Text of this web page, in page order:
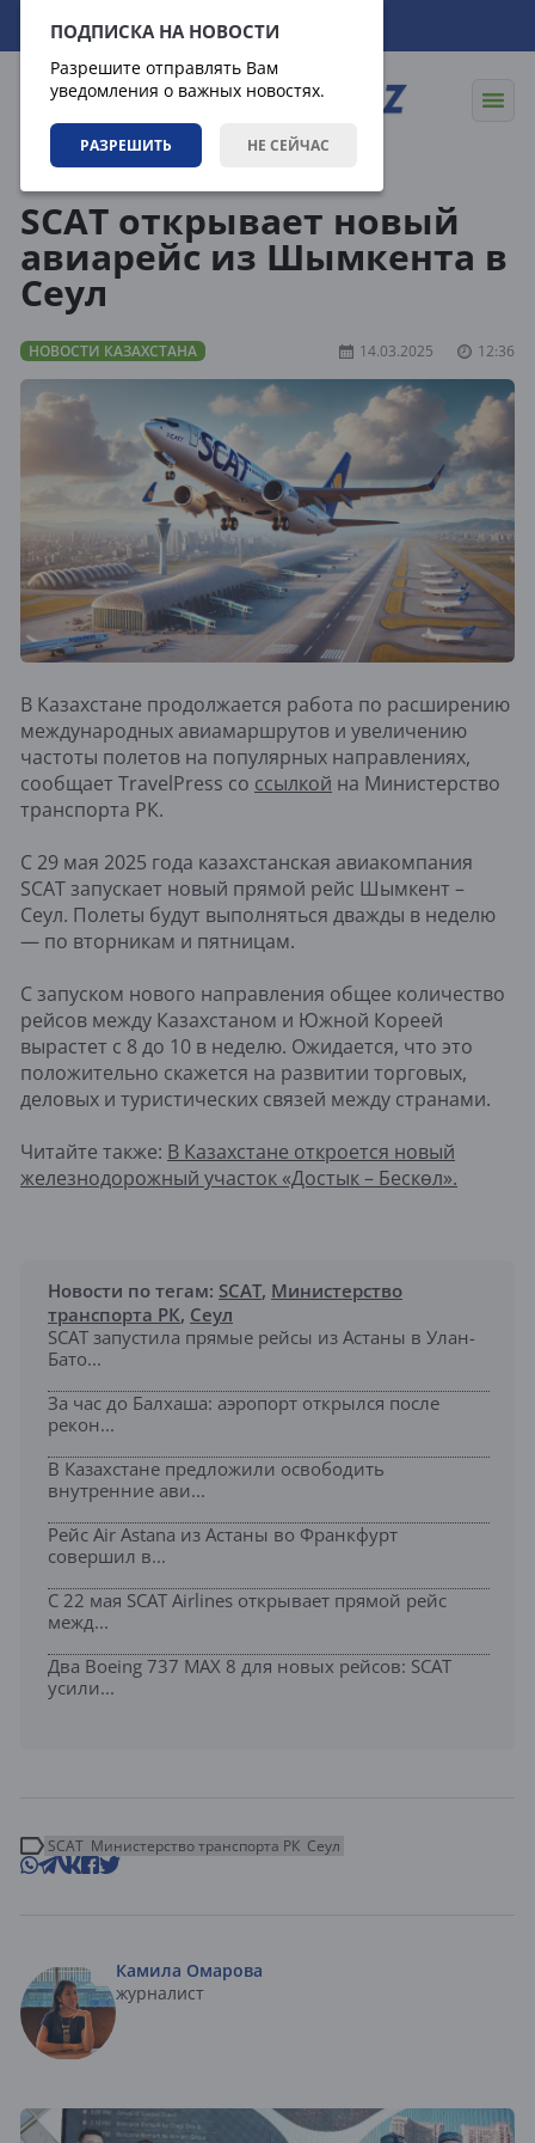
ПОДПИСКА НА НОВОСТИ
Разрешите отправлять Вам
уведомления о важных новостях.
РАЗРЕШИТЬ НЕ СЕЙЧАС
10.08.2026 15:19:09
SCAT открывает новый
авиарейс из Шымкента в
Сеул
НОВОСТИ КАЗАХСТАНА 14.03.2025 12:36
В Казахстане продолжается работа по расширению
международных авиамаршрутов и увеличению
частоты полетов на популярных направлениях,
сообщает TravelPress со ссылкой на Министерство
транспорта РК.
С 29 мая 2025 года казахстанская авиакомпания
SCAT запускает новый прямой рейс Шымкент –
Сеул. Полеты будут выполняться дважды в неделю
— по вторникам и пятницам.
С запуском нового направления общее количество
рейсов между Казахстаном и Южной Кореей
вырастет с 8 до 10 в неделю. Ожидается, что это
положительно скажется на развитии торговых,
деловых и туристических связей между странами.
Читайте также: В Казахстане откроется новый
железнодорожный участок «Достык – Бескөл».
Новости по тегам: SCAT, Министерство
транспорта РК, Сеул
SCAT запустила прямые рейсы из Астаны в Улан-
Бато...
За час до Балхаша: аэропорт открылся после
рекон...
В Казахстане предложили освободить
внутренние ави...
Рейс Air Astana из Астаны во Франкфурт
совершил в...
С 22 мая SCAT Airlines открывает прямой рейс
межд...
Два Boeing 737 MAX 8 для новых рейсов: SCAT
усили...
SCAT Министерство транспорта РК Сеул
Камила Омарова
журналист